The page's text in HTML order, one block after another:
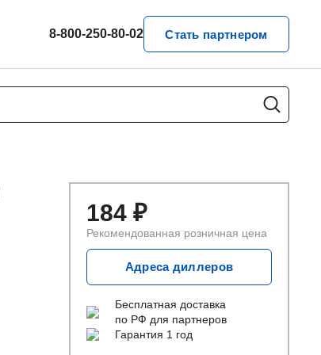
8-800-250-80-02 Стать партнером
184 ₽
Рекомендованная розничная цена
Адреса диллеров
Бесплатная доставка
по РФ для партнеров
Гарантия 1 год